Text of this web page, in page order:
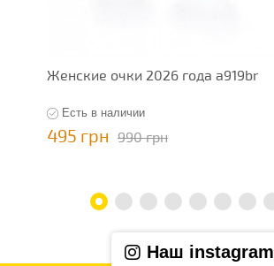
Женские очки 2026 года a919br
Есть в наличии
495 грн 990 грн
Наш instagram